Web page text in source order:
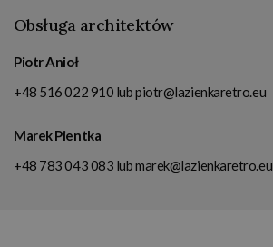
Obsługa architektów
Piotr Anioł
+48 516 022 910 lubpiotr@lazienkaretro.eu
Marek Pientka
+48 783 043 083 lubmarek@lazienkaretro.eu